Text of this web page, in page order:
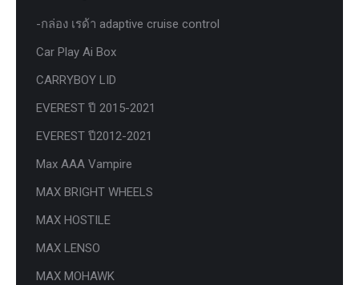
-กล่อง เรด้า adaptive cruise control
Car Play Ai Box
CARRYBOY LID
EVEREST ปี 2015-2021
EVEREST ปี2012-2021
Max AAA Vampire
MAX BRIGHT WHEELS
MAX HOSTILE
MAX LENSO
MAX MOHAWK